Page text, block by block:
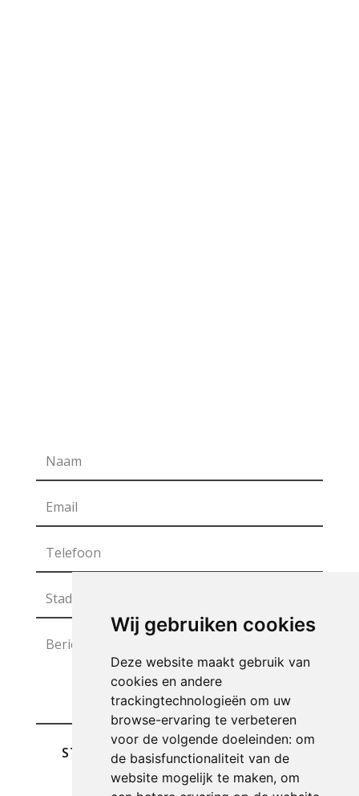
Wij gebruiken cookies
Deze website maakt gebruik van
cookies en andere
trackingtechnologieën om uw
browse-ervaring te verbeteren
voor de volgende doeleinden: om
de basisfunctionaliteit van de
website mogelijk te maken, om
STUREN